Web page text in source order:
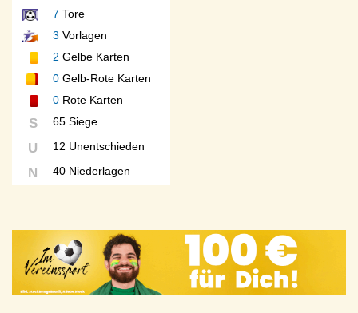
7 Tore
3 Vorlagen
2 Gelbe Karten
0 Gelb-Rote Karten
0 Rote Karten
S 65 Siege
U 12 Unentschieden
N 40 Niederlagen